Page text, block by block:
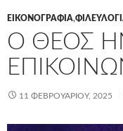
ΕΙΚΟΝΟΓΡΑΦΊΑ,
Ο ΘΕΌΣ
11 ΦΕΒΡΟΥΑΡΊΟΥ, 2025